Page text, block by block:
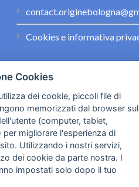
Cookies e informativa
Cookies
dei cookie, piccoli file di
memorizzati dal browser sul
(computer, tablet,
per migliorare l'esperienza di
Utilizzando i nostri servizi,
dei cookie da parte nostra. I
impostati solo dopo il tuo